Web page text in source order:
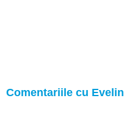
Comentariile cu Evelin